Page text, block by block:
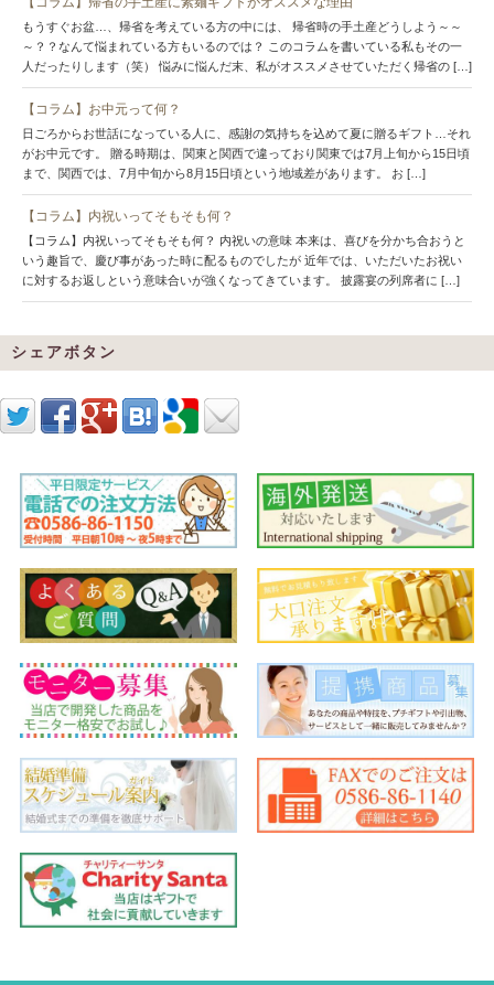
もうすぐお盆…、帰省を考えている方の中には、 帰省時の手土産どうしよう～～
～？？なんて悩まれている方もいるのでは？ このコラムを書いている私もその一
人だったりします（笑） 悩みに悩んだ末、私がオススメさせていただく帰省の […]
【コラム】お中元って何？
日ごろからお世話になっている人に、感謝の気持ちを込めて夏に贈るギフト…それ
がお中元です。 贈る時期は、関東と関西で違っており関東では7月上旬から15日頃
まで、関西では、7月中旬から8月15日頃という地域差があります。 お […]
【コラム】内祝いってそもそも何？
【コラム】内祝いってそもそも何？ 内祝いの意味 本来は、喜びを分かち合おうと
いう趣旨で、慶び事があった時に配るものでしたが 近年では、いただいたお祝い
に対するお返しという意味合いが強くなってきています。 披露宴の列席者に […]
シェアボタン